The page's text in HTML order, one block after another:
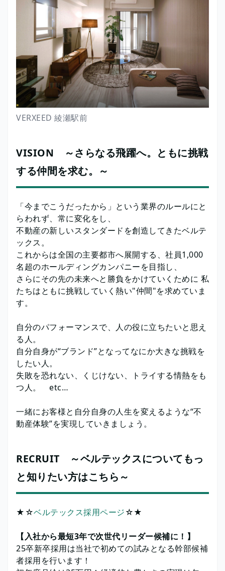
VERXEED 綾瀬駅前
VISION ～さらなる飛躍へ。ともに挑戦
する仲間を求む。～
「今までこうだったから」という業界のルールにと
らわれず、常に変化をし、
不動産の新しいスタンダードを創造してきたベルテ
ックス。
これからは全国の主要都市へ展開する、社員1,000
名超のホールディングカンパニーを目指し、
さらにその先の未来へと勝負をかけていくために 私
たちはともに挑戦していく熱い"仲間"を求めていま
す。
自分のパフォーマンスで、人の役に立ちたいと思え
る人。
自分自身が“ブランド”となってなにか大きな挑戦を
したい人。
失敗を恐れない、くじけない、トライする情熱をも
つ人。 etc…
一緒にお客様と自分自身の人生を変えるような“不
動産体験”を実現していきましょう。
RECRUIT ～ベルテックスについてもっ
と知りたい方はこちら～
★☆ベルテックス採用ページ☆★
【入社から最短3年で次世代リーダー候補に！】
25卒新卒採用は当社で初めての試みとなる幹部候補
者採用を行います！